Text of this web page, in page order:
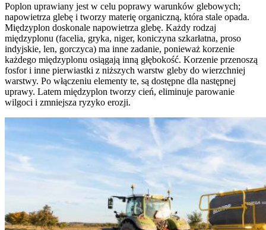
Poplon uprawiany jest w celu poprawy warunków glebowych;
napowietrza glebę i tworzy materię organiczną, która stale opada.
Międzyplon doskonale napowietrza glebę. Każdy rodzaj
międzyplonu (facelia, gryka, niger, koniczyna szkarłatna, proso
indyjskie, len, gorczyca) ma inne zadanie, ponieważ korzenie
każdego międzyplonu osiągają inną głębokość. Korzenie przenoszą
fosfor i inne pierwiastki z niższych warstw gleby do wierzchniej
warstwy. Po włączeniu elementy te, są dostępne dla następnej
uprawy. Latem międzyplon tworzy cień, eliminuje parowanie
wilgoci i zmniejsza ryzyko erozji.